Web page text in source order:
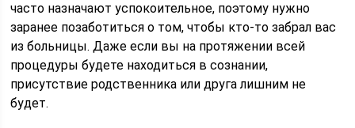
часто назначают успокоительное, поэтому нужно
заранее позаботиться о том, чтобы кто-то забрал вас
из больницы. Даже если вы на протяжении всей
процедуры будете находиться в сознании,
присутствие родственника или друга лишним не
будет.